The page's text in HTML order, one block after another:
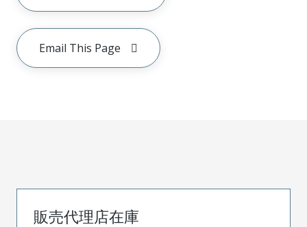
Email This Page
販売代理店在庫